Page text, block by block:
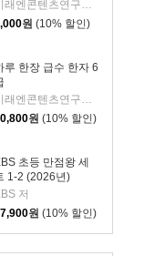
미래엔콘텐츠연구회 저
원 (10% 할인)
루 한장 급수 한자 6
미래엔콘텐츠연구회 저
원 (10% 할인)
초등 만점왕 세
1-2 (2026년)
저
원 (10% 할인)